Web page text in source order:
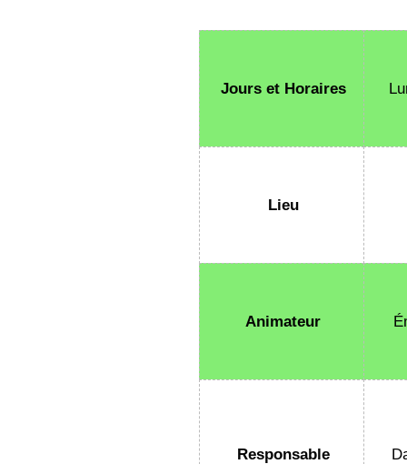
Jours et Horaires
Lieu
Animateur
Responsable